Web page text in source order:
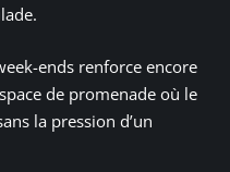
ends renforce encore
de promenade où le
la pression d’un